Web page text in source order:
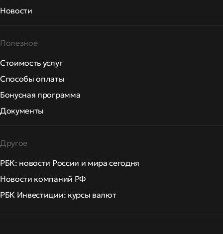
Новости
Полезное
Стоимость услуг
Способы оплаты
Бонусная программа
Документы
Другое
РБК: новости России и мира сегодня
Новости компаний РФ
РБК Инвестиции: курсы валют